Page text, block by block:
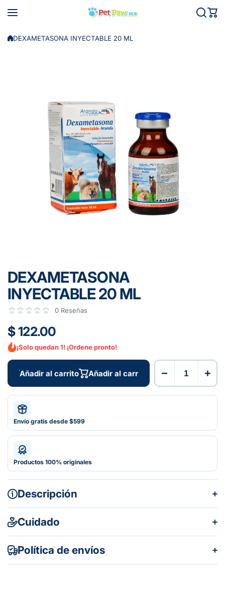
DEXAMETASONA INYECTABLE 20 ML
DEXAMETASONA
INYECTABLE 20 ML
0 Reseñas
$ 122.00
¡Solo quedan 1! ¡Ordene pronto!
Añadir al carrito Añadir al carrito − +
Envío gratis desde $599
Productos 100% originales
Descripción
Cuidado
Política de envíos